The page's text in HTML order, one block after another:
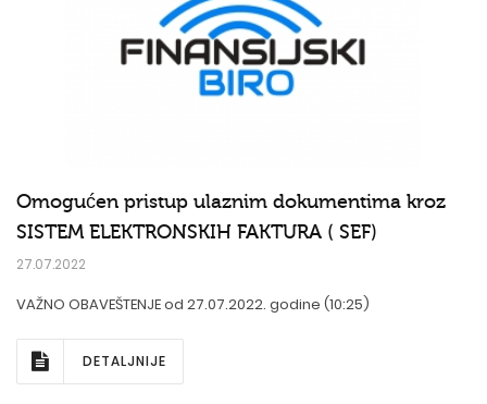
Omogućen pristup ulaznim dokumentima kroz
SISTEM ELEKTRONSKIH FAKTURA ( SEF)
27.07.2022
VAŽNO OBAVEŠTENJE od 27.07.2022. godine (10:25)
DETALJNIJE